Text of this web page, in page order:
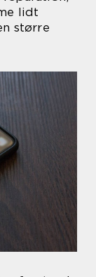
lidt
større